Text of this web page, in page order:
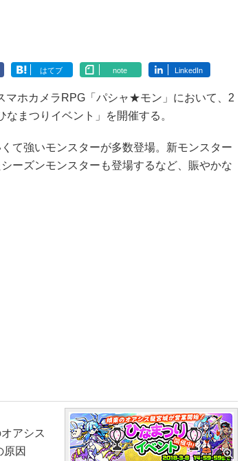
はてブ note LinkedIn
ホカメラRPG「パシャ★モン」において、2
まつりイベント」を開催する。
て強いモンスターが多数登場。新モンスター
ーズンモンスターも登場するなど、賑やかな
アシス
原因